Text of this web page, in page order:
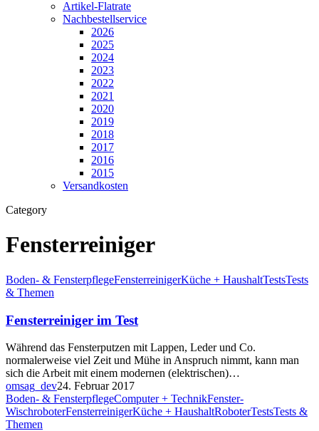
Artikel-Flatrate
Nachbestellservice
2026
2025
2024
2023
2022
2021
2020
2019
2018
2017
2016
2015
Versandkosten
Category
Fensterreiniger
Boden- & FensterpflegeFensterreinigerKüche + HaushaltTestsTests
& Themen
Fensterreiniger im Test
Während das Fensterputzen mit Lappen, Leder und Co.
normalerweise viel Zeit und Mühe in Anspruch nimmt, kann man
sich die Arbeit mit einem modernen (elektrischen)…
omsag_dev24. Februar 2017
Boden- & FensterpflegeComputer + TechnikFenster-
WischroboterFensterreinigerKüche + HaushaltRoboterTestsTests &
Themen